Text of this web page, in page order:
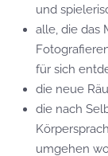
und
alle, die das
für sich
die neue
die nach
umgehen